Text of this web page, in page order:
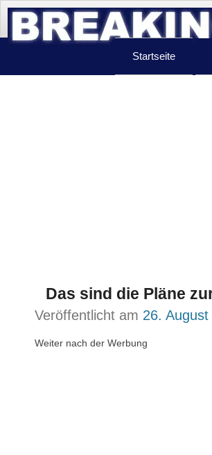
Startseite
Das sind die Pläne
Veröffentlicht am 26.
Weiter nach der Werbung